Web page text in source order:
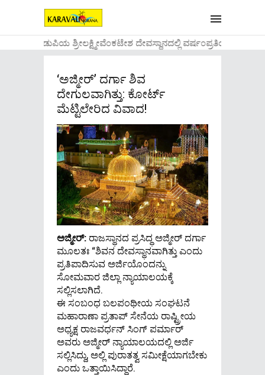
....ಉಡುಪಿಯ ಶ್ರೀಲಕ್ಷ್ಮೀವೆ೦ಕಟೇಶ ದೇವಸ್ಥಾನದಲ್ಲಿ ವರ್ಷ೦ಪ್ರತಿಯ
‘ಅಜ್ಮೀರ್’ ದರ್ಗಾ ಶಿವ
ದೇಗುಲವಾಗಿತ್ತು: ಕೋರ್ಟ್
ಮೆಟ್ಟಿಲೇರಿದ ವಿವಾದ!
ಅಜ್ಮೀರ್: ರಾಜಸ್ಥಾನದ ಪ್ರಸಿದ್ಧ ಅಜ್ಮೀರ್ ದರ್ಗಾ
ಮೂಲತಃ “ಶಿವನ ದೇವಸ್ಥಾನವಾಗಿತ್ತು ಎಂದು
ಪ್ರತಿಪಾದಿಸುವ ಅರ್ಜಿಯೊಂದನ್ನು
ಸೋಮವಾರ ಜಿಲ್ಲಾ ನ್ಯಾಯಾಲಯಕ್ಕೆ
ಸಲ್ಲಿಸಲಾಗಿದೆ.
ಈ ಸಂಬಂಧ ಬಲಪಂಥೀಯ ಸಂಘಟನೆ
ಮಹಾರಾಣಾ ಪ್ರತಾಪ್ ಸೇನೆಯ ರಾಷ್ಟ್ರೀಯ
ಅಧ್ಯಕ್ಷ ರಾಜವರ್ಧನ್ ಸಿಂಗ್ ಪರ್ಮಾರ್
ಅವರು ಅಜ್ಮೀರ್ ನ್ಯಾಯಾಲಯದಲ್ಲಿ ಅರ್ಜಿ
ಸಲ್ಲಿಸಿದ್ದು, ಅಲ್ಲಿ ಪುರಾತತ್ವ ಸಮೀಕ್ಷೆಯಾಗಬೇಕು
ಎಂದು ಒತ್ತಾಯಿಸಿದ್ದಾರೆ.